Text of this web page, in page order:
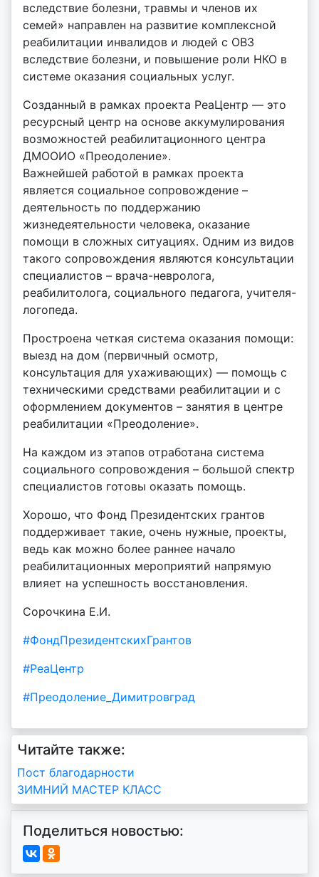
вследствие болезни, травмы и членов их
семей» направлен на развитие комплексной
реабилитации инвалидов и людей с ОВЗ
вследствие болезни, и повышение роли НКО в
системе оказания социальных услуг.
Созданный в рамках проекта РеаЦентр — это
ресурсный центр на основе аккумулирования
возможностей реабилитационного центра
ДМООИО «Преодоление».
Важнейшей работой в рамках проекта
является социальное сопровождение –
деятельность по поддержанию
жизнедеятельности человека, оказание
помощи в сложных ситуациях. Одним из видов
такого сопровождения являются консультации
специалистов – врача-невролога,
реабилитолога, социального педагога, учителя-
логопеда.
Простроена четкая система оказания помощи:
выезд на дом (первичный осмотр,
консультация для ухаживающих) — помощь с
техническими средствами реабилитации и с
оформлением документов – занятия в центре
реабилитации «Преодоление».
На каждом из этапов отработана система
социального сопровождения – большой спектр
специалистов готовы оказать помощь.
Хорошо, что Фонд Президентских грантов
поддерживает такие, очень нужные, проекты,
ведь как можно более раннее начало
реабилитационных мероприятий напрямую
влияет на успешность восстановления.
Сорочкина Е.И.
#ФондПрезидентскихГрантов
#РеаЦентр
#Преодоление_Димитровград
Читайте также:
Навигация
по
записям
Пост благодарности
ЗИМНИЙ МАСТЕР КЛАСС
Поделиться новостью: